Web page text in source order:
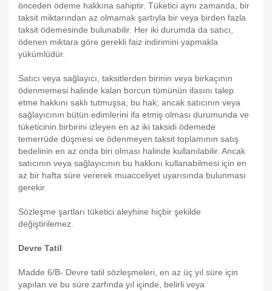
önceden ödeme hakkına sahiptir. Tüketici aynı zamanda, bir
taksit miktarından az olmamak şartıyla bir veya birden fazla
taksit ödemesinde bulunabilir. Her iki durumda da satıcı,
ödenen miktara göre gerekli faiz indirimini yapmakla
yükümlüdür.
Satıcı veya sağlayıcı, taksitlerden birinin veya birkaçının
ödenmemesi halinde kalan borcun tümünün ifasını talep
etme hakkını saklı tutmuşsa, bu hak; ancak satıcının veya
sağlayıcının bütün edimlerini ifa etmiş olması durumunda ve
tüketicinin birbirini izleyen en az iki taksidi ödemede
temerrüde düşmesi ve ödenmeyen taksit toplamının satış
bedelinin en az onda biri olması halinde kullanılabilir. Ancak
satıcının veya sağlayıcının bu hakkını kullanabilmesi için en
az bir hafta süre vererek muacceliyet uyarısında bulunması
gerekir.
Sözleşme şartları tüketici aleyhine hiçbir şekilde
değiştirilemez.
Devre Tatil
Madde 6/B- Devre tatil sözleşmeleri, en az üç yıl süre için
yapılan ve bu süre zarfında yıl içinde, belirli veya